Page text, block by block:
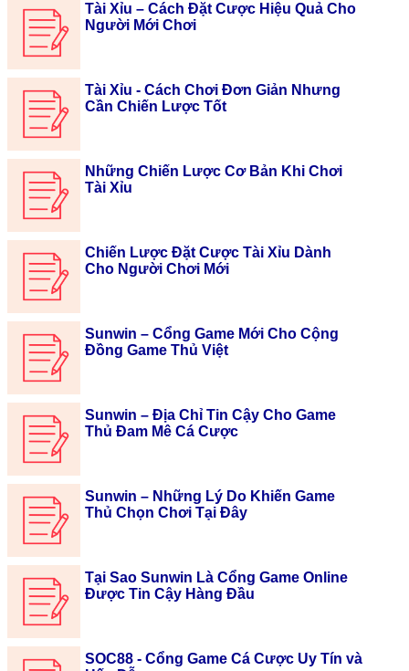
Tài Xỉu – Cách Đặt Cược Hiệu Quả Cho
Người Mới Chơi
Tài Xỉu - Cách Chơi Đơn Giản Nhưng
Cần Chiến Lược Tốt
Những Chiến Lược Cơ Bản Khi Chơi
Tài Xỉu
Chiến Lược Đặt Cược Tài Xỉu Dành
Cho Người Chơi Mới
Sunwin – Cổng Game Mới Cho Cộng
Đồng Game Thủ Việt
Sunwin – Địa Chỉ Tin Cậy Cho Game
Thủ Đam Mê Cá Cược
Sunwin – Những Lý Do Khiến Game
Thủ Chọn Chơi Tại Đây
Tại Sao Sunwin Là Cổng Game Online
Được Tin Cậy Hàng Đầu
SOC88 - Cổng Game Cá Cược Uy Tín và